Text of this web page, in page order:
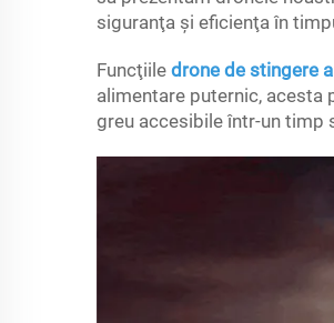
siguranţa şi eficienţa în
Funcţiile drone de stingere
alimentare puternic, acesta
greu accesibile într-un timp